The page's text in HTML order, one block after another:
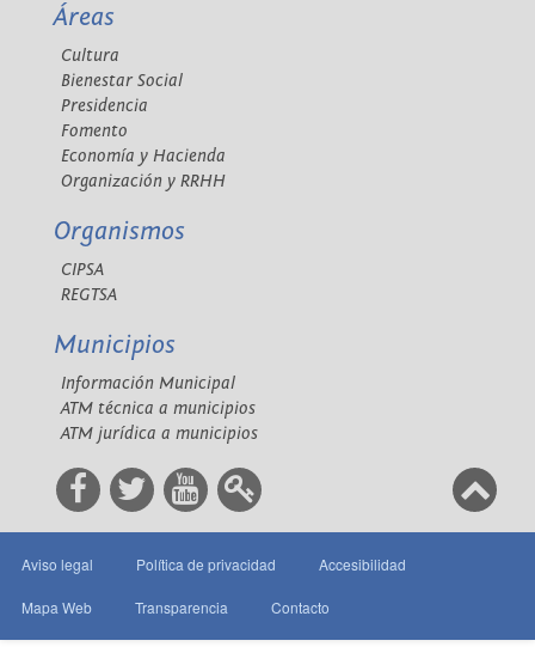
Áreas
Cultura
Bienestar Social
Presidencia
Fomento
Economía y Hacienda
Organización y RRHH
Organismos
CIPSA
REGTSA
Municipios
Información Municipal
ATM técnica a municipios
ATM jurídica a municipios
Aviso legal Política de privacidad Accesibilidad
Mapa Web Transparencia Contacto